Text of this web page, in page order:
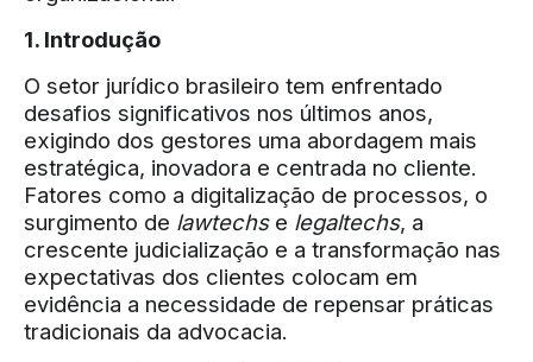
1. Introdução
O setor jurídico brasileiro tem enfrentado
desafios significativos nos últimos anos,
exigindo dos gestores uma abordagem mais
estratégica, inovadora e centrada no cliente.
Fatores como a digitalização de processos, o
surgimento de lawtechs e legaltechs, a
crescente judicialização e a transformação nas
expectativas dos clientes colocam em
evidência a necessidade de repensar práticas
tradicionais da advocacia.